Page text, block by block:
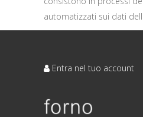
automatizzati sui dati
Entra nel tuo account